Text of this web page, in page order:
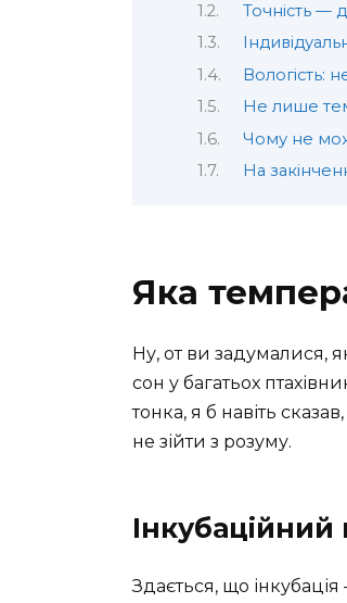
Точність —
Вологість:
Не лише
Чому не
На
Яка
Ну, от ви задумалися,
сон у багатьох
тонка, я б навіть
не зійти з розуму.
Інкубаційний
Здається, що